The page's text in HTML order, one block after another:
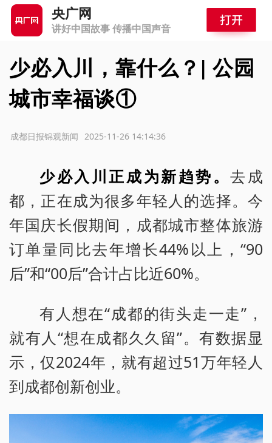
央广网
讲好中国故事 传播中国声音
少必入川，靠什么？| 公园
城市幸福谈①
2025-11-26 14:14:36
成都日报锦观新闻
少必入川正成为新趋势。去成
都，正在成为很多年轻人的选择。今
年国庆长假期间，成都城市整体旅游
订单量同比去年增长44%以上，“90
后”和“00后”合计占比近60%。
有人想在“成都的街头走一走”，
就有人“想在成都久久留”。有数据显
示，仅2024年，就有超过51万年轻人
到成都创新创业。